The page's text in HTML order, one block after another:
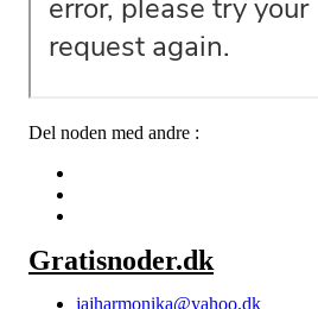
Del noden med andre :
Gratisnoder.dk
jajharmonika@yahoo.dk